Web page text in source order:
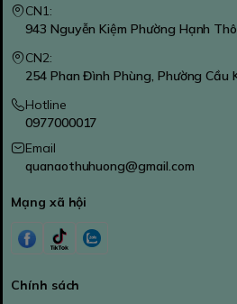
CN1:
943 Nguyễn Kiệm Phường Hạnh
CN2:
254 Phan Đình Phùng, Phường Cầu
Hotline
0977000017
Email
quanaothuhuong@gmail.com
Mạng xã hội
Chính sách